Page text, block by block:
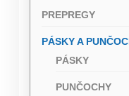
PREPREGY
PÁSKY A
PÁSKY
PUNČOCHY